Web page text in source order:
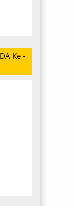
Ke -